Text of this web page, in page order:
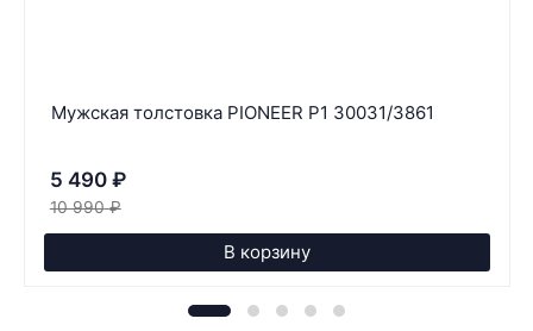
Мужская толстовка PIONEER P1 30031/3861
5 490 ₽
10 990 ₽
В корзину